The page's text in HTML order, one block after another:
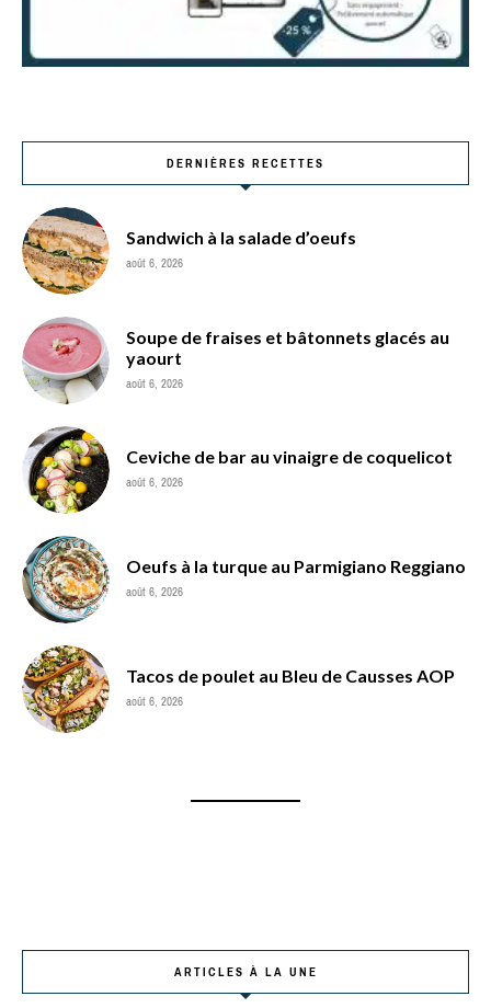
DERNIÈRES RECETTES
Sandwich à la salade d’oeufs
août 6, 2026
Soupe de fraises et bâtonnets glacés au
yaourt
août 6, 2026
Ceviche de bar au vinaigre de coquelicot
août 6, 2026
Oeufs à la turque au Parmigiano Reggiano
août 6, 2026
Tacos de poulet au Bleu de Causses AOP
août 6, 2026
ARTICLES À LA UNE